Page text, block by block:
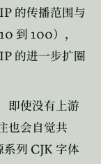
IP 的传播范围与
10到 100），
IP 的进一步扩圈
即使没有上游
也会自觉共
系列 CJK字体